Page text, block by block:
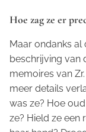
Hoe zag ze er
Maar ondanks
beschrijving van
memoires van
meer details
was ze? Hoe
ze? Hield ze een